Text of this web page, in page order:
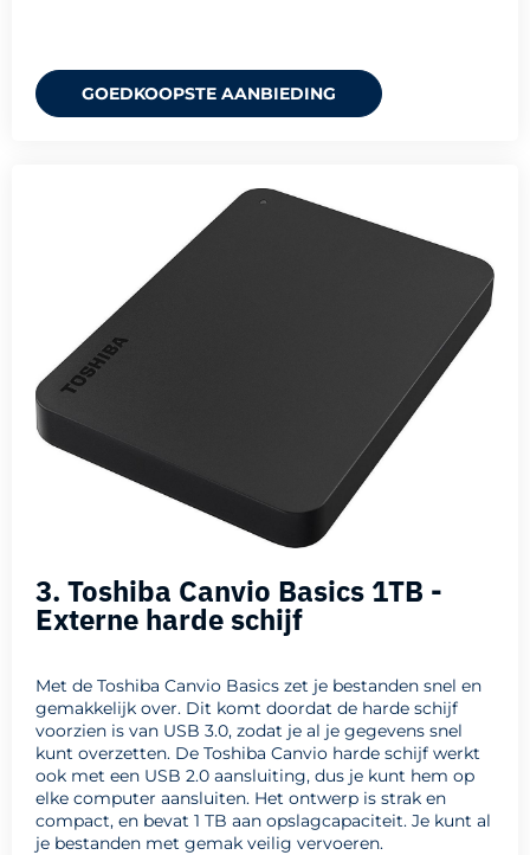
GOEDKOOPSTE AANBIEDING
3. Toshiba Canvio Basics 1TB -
Externe harde schijf
Met de Toshiba Canvio Basics zet je bestanden snel en
gemakkelijk over. Dit komt doordat de harde schijf
voorzien is van USB 3.0, zodat je al je gegevens snel
kunt overzetten. De Toshiba Canvio harde schijf werkt
ook met een USB 2.0 aansluiting, dus je kunt hem op
elke computer aansluiten. Het ontwerp is strak en
compact, en bevat 1 TB aan opslagcapaciteit. Je kunt al
je bestanden met gemak veilig vervoeren.